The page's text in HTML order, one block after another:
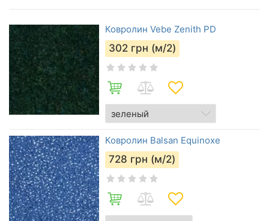
Ковролин Vebe Zenith PD
302 грн (м/2)
Ковролин Balsan Equinoxe
728 грн (м/2)